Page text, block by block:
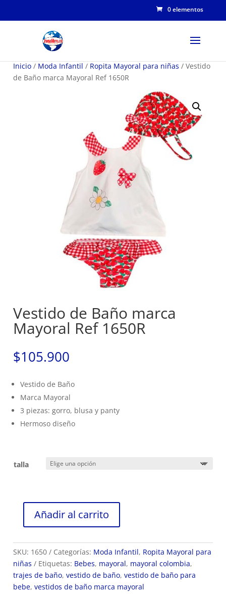
0 elementos
Inicio / Moda Infantil / Ropita Mayoral para niñas / Vestido
de Baño marca Mayoral Ref 1650R
Vestido de Baño marca
Mayoral Ref 1650R
$105.900
Vestido de Baño
Marca Mayoral
3 piezas: gorro, blusa y panty
Hermoso diseño
talla
Vestido
Baño
marca
Mayoral
Ref
1650R
Añadir al carrito
SKU: 1650 Categorías: Moda Infantil, Ropita Mayoral para
niñas
Etiquetas: Bebes, mayoral, mayoral colombia,
trajes de baño, vestido de baño, vestido de baño para
bebe, vestidos de baño marca mayoral